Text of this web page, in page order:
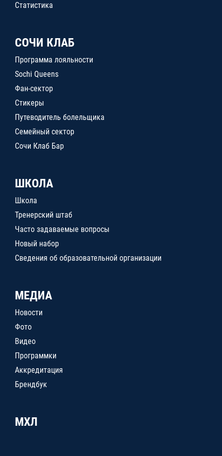
Статистика
СОЧИ КЛАБ
Программа лояльности
Sochi Queens
Фан-сектор
Стикеры
Путеводитель болельщика
Семейный сектор
Сочи Клаб Бар
ШКОЛА
Школа
Тренерский штаб
Часто задаваемые вопросы
Новый набор
Сведения об образовательной организации
МЕДИА
Новости
Фото
Видео
Программки
Аккредитация
Брендбук
МХЛ